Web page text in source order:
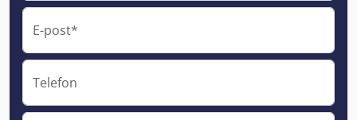
E-post*
Telefon